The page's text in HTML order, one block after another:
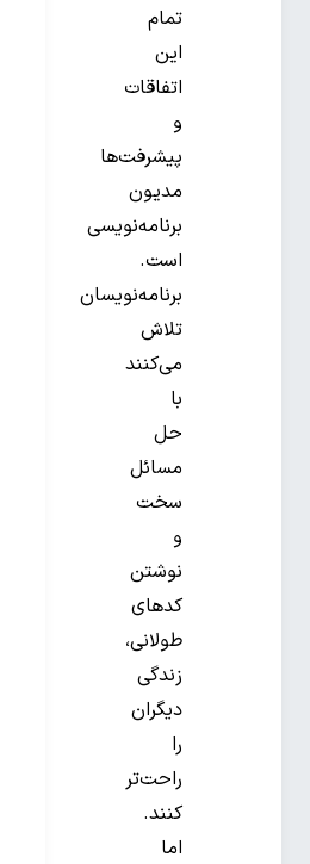
تمام
این
اتفاقات
و
پیشرفت‌ها
مدیون
برنامه‌نویسی
است.
برنامه‌نویسان
تلاش
می‌کنند
با
حل
مسائل
سخت
و
نوشتن
کدهای
طولانی،
زندگی
دیگران
را
راحت‌تر
کنند.
اما